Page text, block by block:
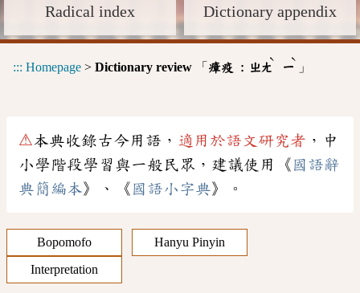
Radical index Dictionary appendix
::: Homepage > Dictionary review 「 瘴疫 : ㄓㄤ
ˋ
ㄧ
ˋ
」
⚠本典收錄古今用語， 適用於語文研究者 ，中
小學階段學習與一般民眾，建議使用《 國語辭
典簡編本》、《 國語小字典》。
Bopomofo
Hanyu Pinyin
Interpretation